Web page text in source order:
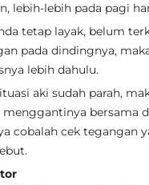
lebih-lebih pada pagi
tetap layak, belum
pada dindingnya,
lebih dahulu.
aki sudah parah,
menggantinya bersama
cobalah cek tegangan